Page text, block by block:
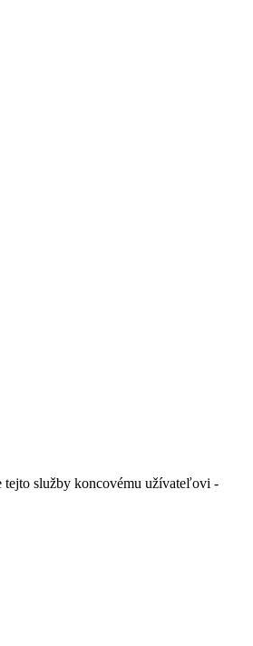
tejto služby koncovému užívateľovi -